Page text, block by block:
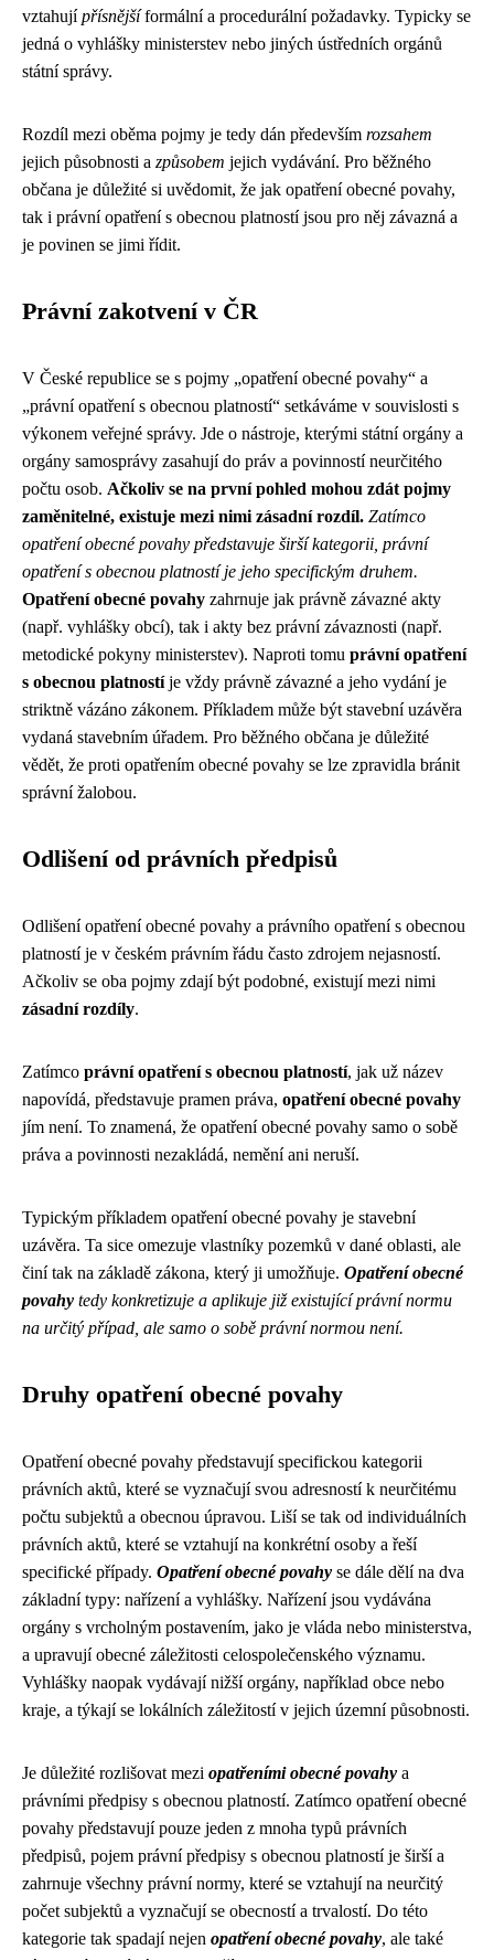
vztahujípřísnějšíformální a procedurální požadavky. Typicky se
jedná o vyhlášky ministerstev nebo jiných ústředních orgánů
státní správy.
Rozdíl mezi oběma pojmy je tedy dán především rozsahem
jejich působnosti a způsobem jejich vydávání. Pro běžného
občana je důležité si uvědomit, že jak opatření obecné povahy,
tak i právní opatření s obecnou platností jsou pro něj závazná a
je povinen se jimi řídit.
Právní zakotvení v ČR
V České republice se s pojmy „opatření obecné povahy“ a
„právní opatření s obecnou platností“ setkáváme v souvislosti s
výkonem veřejné správy. Jde o nástroje, kterými státní orgány a
orgány samosprávy zasahují do práv a povinností neurčitého
počtu osob. Ačkoliv se na první pohled mohou zdát pojmy
zaměnitelné, existuje mezi nimi zásadní rozdíl. Zatímco
opatření obecné povahy představuje širší kategorii, právní
opatření s obecnou platností je jeho specifickým druhem.
Opatření obecné povahy zahrnuje jak právně závazné akty
(např. vyhlášky obcí), tak i akty bez právní závaznosti (např.
metodické pokyny ministerstev). Naproti tomu právní opatření
s obecnou platnostíje vždy právně závazné a jeho vydání je
striktně vázáno zákonem. Příkladem může být stavební uzávěra
vydaná stavebním úřadem. Pro běžného občana je důležité
vědět, že proti opatřením obecné povahy se lze zpravidla bránit
správní žalobou.
Odlišení od právních předpisů
Odlišení opatření obecné povahy a právního opatření s obecnou
platností je v českém právním řádu často zdrojem nejasností.
Ačkoliv se oba pojmy zdají být podobné, existují mezi nimi
zásadní rozdíly.
Zatímco právní opatření s obecnou platností, jak už název
napovídá, představuje pramen práva, opatření obecné povahy
jím není. To znamená, že opatření obecné povahy samo o sobě
práva a povinnosti nezakládá, nemění ani neruší.
Typickým příkladem opatření obecné povahy je stavební
uzávěra. Ta sice omezuje vlastníky pozemků v dané oblasti, ale
činí tak na základě zákona, který ji umožňuje. Opatření obecné
povahy tedy konkretizuje a aplikuje již existující právní normu
na určitý případ, ale samo o sobě právní normou není.
Druhy opatření obecné povahy
Opatření obecné povahy představují specifickou kategorii
právních aktů, které se vyznačují svou adresností k neurčitému
počtu subjektů a obecnou úpravou. Liší se tak od individuálních
právních aktů, které se vztahují na konkrétní osoby a řeší
specifické případy. Opatření obecné povahy se dále dělí na dva
základní typy: nařízení a vyhlášky. Nařízení jsou vydávána
orgány s vrcholným postavením, jako je vláda nebo ministerstva,
a upravují obecné záležitosti celospolečenského významu.
Vyhlášky naopak vydávají nižší orgány, například obce nebo
kraje, a týkají se lokálních záležitostí v jejich územní působnosti.
Je důležité rozlišovat mezi opatřeními obecné povahy a
právními předpisy s obecnou platností. Zatímco opatření obecné
povahy představují pouze jeden z mnoha typů právních
předpisů, pojem právní předpisy s obecnou platností je širší a
zahrnuje všechny právní normy, které se vztahují na neurčitý
počet subjektů a vyznačují se obecností a trvalostí. Do této
kategorie tak spadají nejen opatření obecné povahy, ale také